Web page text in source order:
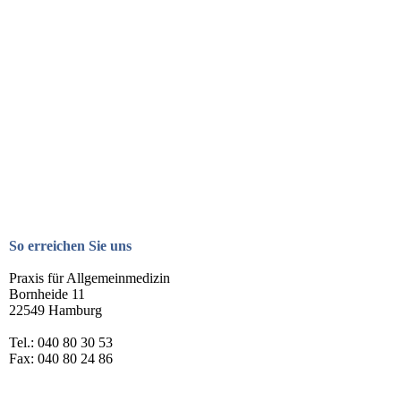
So erreichen Sie uns
Praxis für Allgemeinmedizin
Bornheide 11
22549 Hamburg
Tel.: 040 80 30 53
Fax: 040 80 24 86